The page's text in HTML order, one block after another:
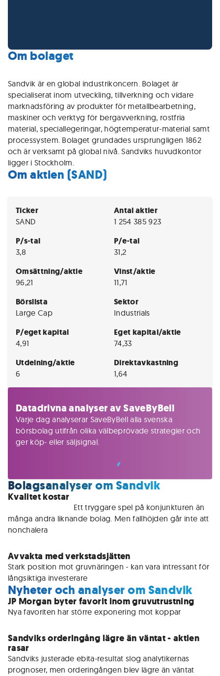
Om bolaget
Sandvik är en global industrikoncern. Bolaget är
specialiserat inom utveckling, tillverkning och vidare
marknadsföring av produkter för metallbearbetning,
maskiner och verktyg för bergavverkning, rostfria
material, speciallegeringar, högtemperatur-material samt
processystem. Bolaget grundades ursprungligen 1862
och är verksamt på global nivå. Sandviks huvudkontor
ligger i Stockholm.
Om aktien (SAND)
Ticker
SAND
Antal aktier
1 254 385 923
P/s-tal
3,8
P/e-tal
31,2
Omsättning/aktie
96,21
Vinst/aktie
11,71
Börslista
Large Cap
Sektor
Industrials
P/eget kapital
4,91
Eget kapital/aktie
74,33
Utdelning/aktie
6
Direktavkastning
1,64
Datadrivna analyser av SaveByBell
Varje dag analyserar SaveByBell alla svenska
börsbolag utifrån olika välbeprövade strategier och
ger köp- eller säljsignal.
Bolagsanalyser om Sandvik
Kvalitet kostar
Ett tryggare spel på konjunkturen än
många andra liknande bolag. Men fallhöjden går inte att
nonchalera
Avvakta med verkstadsjätten
Stark position mot gruvnäringen - kan vara intressant för
långsiktiga investerare
Nyheter och analyser om Sandvik
JP Morgan byter favorit inom gruvutrustning
Nya favoriten har större exponering mot koppar
Sandviks orderingång lägre än väntat - aktien
rasar
Sandviks justerade ebita-resultat slog analytikernas
prognoser, men orderingången blev lägre än väntat